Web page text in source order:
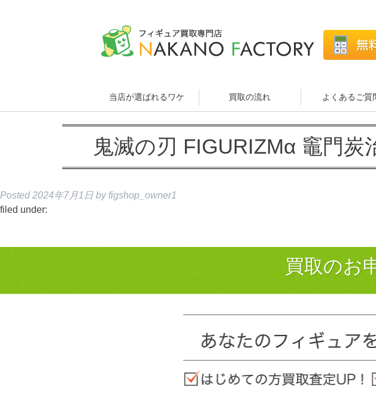
当店が選ばれるワケ 買取の流れ よくあるご質
鬼滅の刃 FIGURIZMα 竈門炭
Posted 2024年7月1日 by figshop_owner1
filed under:
買取のお